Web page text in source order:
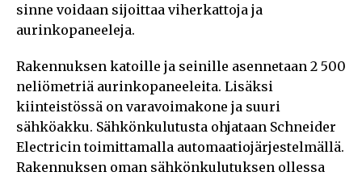
sinne voidaan sijoittaa viherkattoja ja
aurinkopaneeleja.
Rakennuksen katoille ja seinille asennetaan 2 500
neliömetriä aurinkopaneeleita. Lisäksi
kiinteistössä on varavoimakone ja suuri
sähköakku. Sähkönkulutusta ohjataan Schneider
Electricin toimittamalla automaatiojärjestelmällä.
Rakennuksen oman sähkönkulutuksen ollessa